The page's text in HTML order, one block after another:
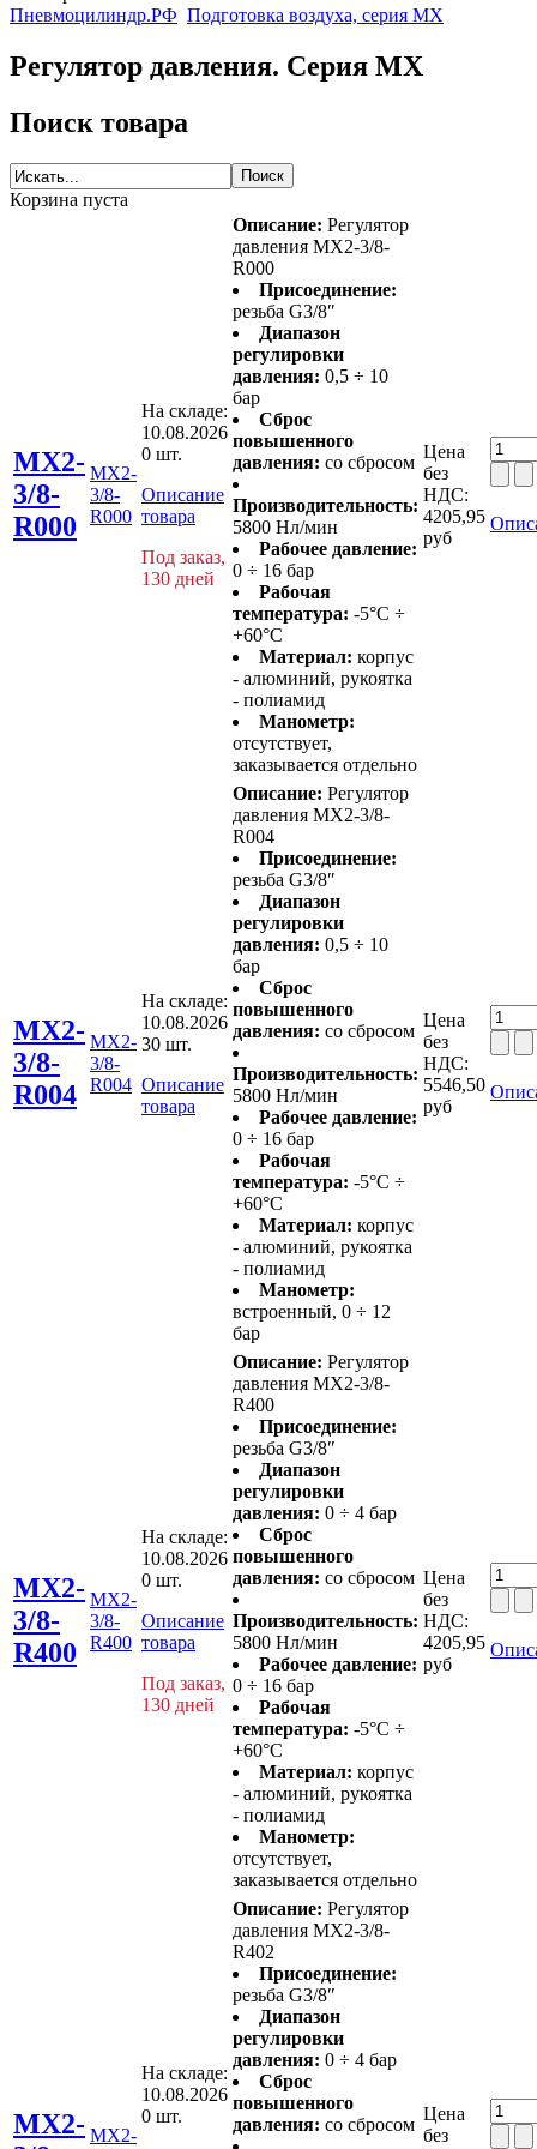
Пневмоцилиндр.РФ Подготовка воздуха, серия MX
Регулятор давления. Серия MX
Поиск товара
Корзина пуста
MX2-
3/8-
R000
MX2-
3/8-
R000
На складе:
10.08.2026
0 шт.
Описание
товара
Под заказ,
130 дней
Описание: Регулятор
давления MX2-3/8-
R000
Присоединение:
резьба G3/8″
Диапазон
регулировки
давления: 0,5 ÷ 10
бар
Сброс
повышенного
давления: со сбросом
Производительность:
5800 Нл/мин
Рабочее давление:
0 ÷ 16 бар
Рабочая
температура: -5°C ÷
+60°C
Материал: корпус
- алюминий, рукоятка
- полиамид
Манометр:
отсутствует,
заказывается отдельно
Цена
без
НДС:
4205,95
руб
MX2-
3/8-
R004
MX2-
3/8-
R004
На складе:
10.08.2026
30 шт.
Описание
товара
Описание: Регулятор
давления MX2-3/8-
R004
Присоединение:
резьба G3/8″
Диапазон
регулировки
давления: 0,5 ÷ 10
бар
Сброс
повышенного
давления: со сбросом
Производительность:
5800 Нл/мин
Рабочее давление:
0 ÷ 16 бар
Рабочая
температура: -5°C ÷
+60°C
Материал: корпус
- алюминий, рукоятка
- полиамид
Манометр:
встроенный, 0 ÷ 12
бар
Цена
без
НДС:
5546,50
руб
MX2-
3/8-
R400
MX2-
3/8-
R400
На складе:
10.08.2026
0 шт.
Описание
товара
Под заказ,
130 дней
Описание: Регулятор
давления MX2-3/8-
R400
Присоединение:
резьба G3/8″
Диапазон
регулировки
давления: 0 ÷ 4 бар
Сброс
повышенного
давления: со сбросом
Производительность:
5800 Нл/мин
Рабочее давление:
0 ÷ 16 бар
Рабочая
температура: -5°C ÷
+60°C
Материал: корпус
- алюминий, рукоятка
- полиамид
Манометр:
отсутствует,
заказывается отдельно
Цена
без
НДС:
4205,95
руб
MX2- MX2-
На складе:
10.08.2026
0 шт.
Описание: Регулятор
давления MX2-3/8-
R402
Присоединение:
резьба G3/8″
Диапазон
регулировки
давления: 0 ÷ 4 бар
Сброс
повышенного
давления: со сбросом
Цена
без